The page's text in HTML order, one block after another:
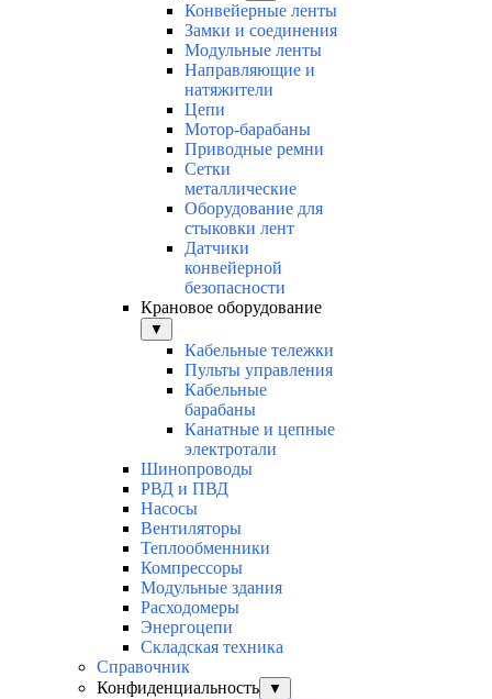
Конвейерные ленты
Замки и соединения
Модульные ленты
Направляющие и
натяжители
Цепи
Мотор-барабаны
Приводные ремни
Сетки
металлические
Оборудование для
стыковки лент
Датчики
конвейерной
безопасности
Крановое оборудование
▼
Кабельные тележки
Пульты управления
Кабельные
барабаны
Канатные и цепные
электротали
Шинопроводы
РВД и ПВД
Насосы
Вентиляторы
Теплообменники
Компрессоры
Модульные здания
Расходомеры
Энергоцепи
Складская техника
Справочник
Конфиденциальность
▼